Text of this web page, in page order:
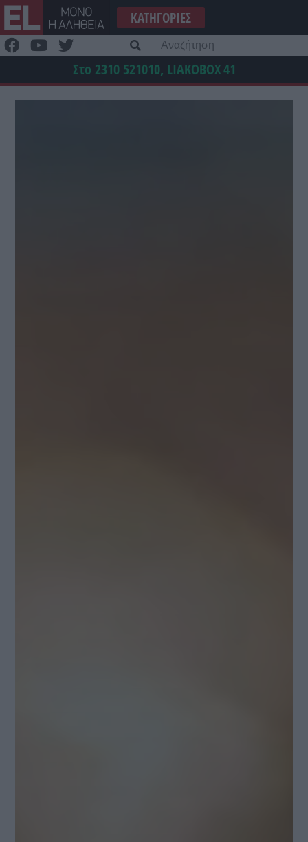
Μετάβαση
στο
περιεχόμενο
ΚΑΤΗΓΟΡΊΕΣ
Στο 2310 521010, LIAKOBOX41